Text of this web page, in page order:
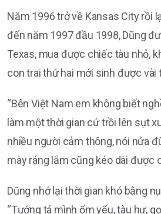
Năm 1996 trở về Kansas City rồi
đến năm 1997 đầu 1998, Dũng
Texas, mua được chiếc tàu nhỏ,
con trai thứ hai mới sinh được vài
“Bên Việt Nam em không biết
làm một thời gian cứ trồi lên sụt
nhiều người cảm thông, nói nửa
mày ráng lắm cũng kéo dài được
Dũng nhớ lại thời gian khó bằng
“Tướng tá mình ốm yếu, tàu hư,